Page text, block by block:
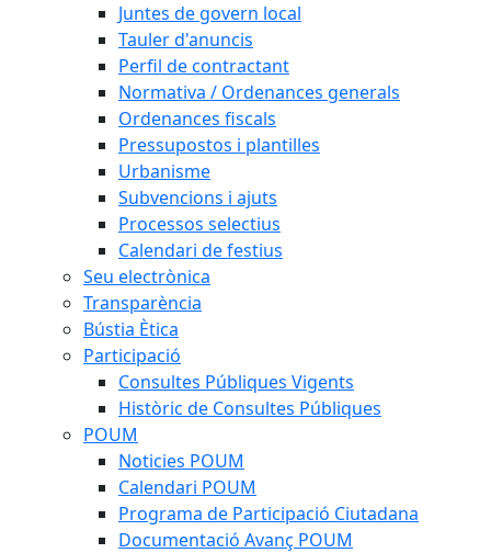
Juntes de govern local
Tauler d'anuncis
Perfil de contractant
Normativa / Ordenances generals
Ordenances fiscals
Pressupostos i plantilles
Urbanisme
Subvencions i ajuts
Processos selectius
Calendari de festius
Seu electrònica
Transparència
Bústia Ètica
Participació
Consultes Públiques Vigents
Històric de Consultes Públiques
POUM
Noticies POUM
Calendari POUM
Programa de Participació Ciutadana
Documentació Avanç POUM